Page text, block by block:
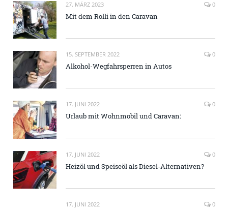
27. MÄRZ 2023 0
Mit dem Rolli in den Caravan
15. SEPTEMBER 2022 0
Alkohol-Wegfahrsperren in Autos
17. JUNI 2022 0
Urlaub mit Wohnmobil und Caravan:
17. JUNI 2022 0
Heizöl und Speiseöl als Diesel-Alternativen?
17. JUNI 2022 0